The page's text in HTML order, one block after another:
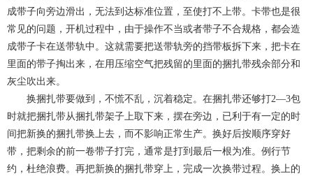
成带子向旁边滑出，无法到达标准位置，至使打不上带。卡带也是很
常见的问题，开机过程中，由于操作不当或者带子不合规格，都会造
成带子卡在送带轨中。这就需要把送带轨旁的挡带板拆下来，把卡在
里面的带子掏出来，在用压缩空气把残留的里面的捆扎带残余部分和
灰尘吹出来。
换捆扎带要做到，不慌不乱，沉着稳定。在捆扎带还够打2—3包
时就把捆扎带从捆扎带架子上取下来，摆在旁边，已利于有一定的时
间把新换的捆扎带换上去，而不影响正常生产。换好后按顺序穿好
带，把剩余的前一卷带子打完，通常是打到最后一根为准。例行节
约，杜绝浪费。再把新换的捆扎带穿上，完成一次换带过程。换上的